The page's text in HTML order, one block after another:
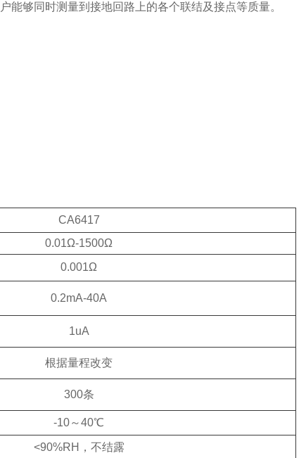
够同时测量到接地回路上的各个联结及接点等质量。
CA6417
0.01Ω-1500Ω
0.001Ω
0.2mA-40A
1uA
根据量程改变
300条
-10～40℃
<90%RH，不结露